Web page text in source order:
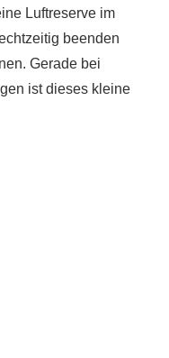
Luftreserve im
beenden
Gerade bei
ist dieses kleine